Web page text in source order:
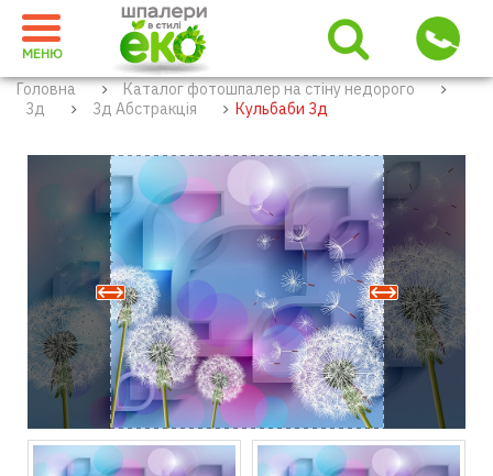
МЕНЮ
Головна
Каталог фотошпалер на стіну недорого
3д
3д Абстракція Кульбаби 3д